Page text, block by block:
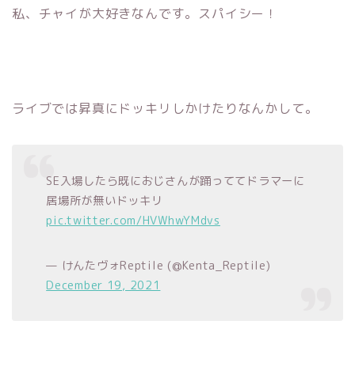
私、チャイが大好きなんです。スパイシー！
ライブでは昇真にドッキリしかけたりなんかして。
SE入場したら既におじさんが踊っててドラマーに
居場所が無いドッキリ
pic.twitter.com/HVWhwYMdvs
— けんたヴォReptile (@Kenta_Reptile)
December 19, 2021